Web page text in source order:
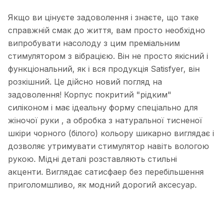
Якщо ви цінуєте задоволення і знаєте, що таке
справжній смак до життя, вам просто необхідно
випробувати насолоду з цим преміальним
стимулятором з вібрацією. Він не просто якісний і
функціональний, як і вся продукція Satisfyer, він
розкішний. Це дійсно новий погляд на
задоволення! Корпус покритий "рідким"
силіконом і має ідеальну форму спеціально для
жіночої руки , а обробка з натуральної тисненої
шкіри чорного (білого) кольору шикарно виглядає і
дозволяє утримувати стимулятор навіть вологою
рукою. Мідні деталі розставляють стильні
акценти. Виглядає сатисфаер без перебільшення
приголомшливо, як модний дорогий аксесуар.